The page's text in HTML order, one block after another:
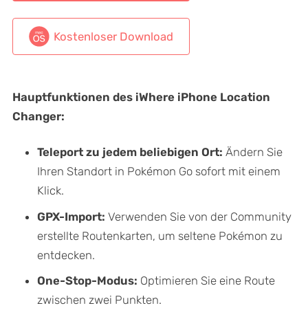
Kostenloser Download
Hauptfunktionen des iWhere iPhone Location
Changer:
Teleport zu jedem beliebigen Ort: Ändern Sie
Ihren Standort in Pokémon Go sofort mit einem
Klick.
GPX-Import: Verwenden Sie von der Community
erstellte Routenkarten, um seltene Pokémon zu
entdecken.
One-Stop-Modus: Optimieren Sie eine Route
zwischen zwei Punkten.